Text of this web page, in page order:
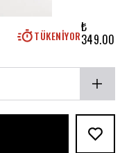
TÜKENIYOR
₺
349.00